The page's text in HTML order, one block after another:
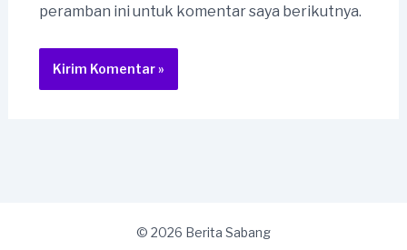
peramban ini untuk komentar saya berikutnya.
© 2026 Berita Sabang